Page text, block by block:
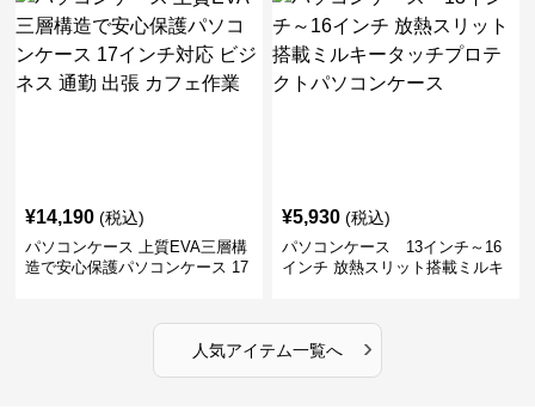
¥14,190 (税込)
パソコンケース 上質EVA三層構
造で安心保護パソコンケース 17
¥5,930 (税込)
パソコンケース 13インチ～16
インチ 放熱スリット搭載ミルキ
人気アイテム一覧へ ›